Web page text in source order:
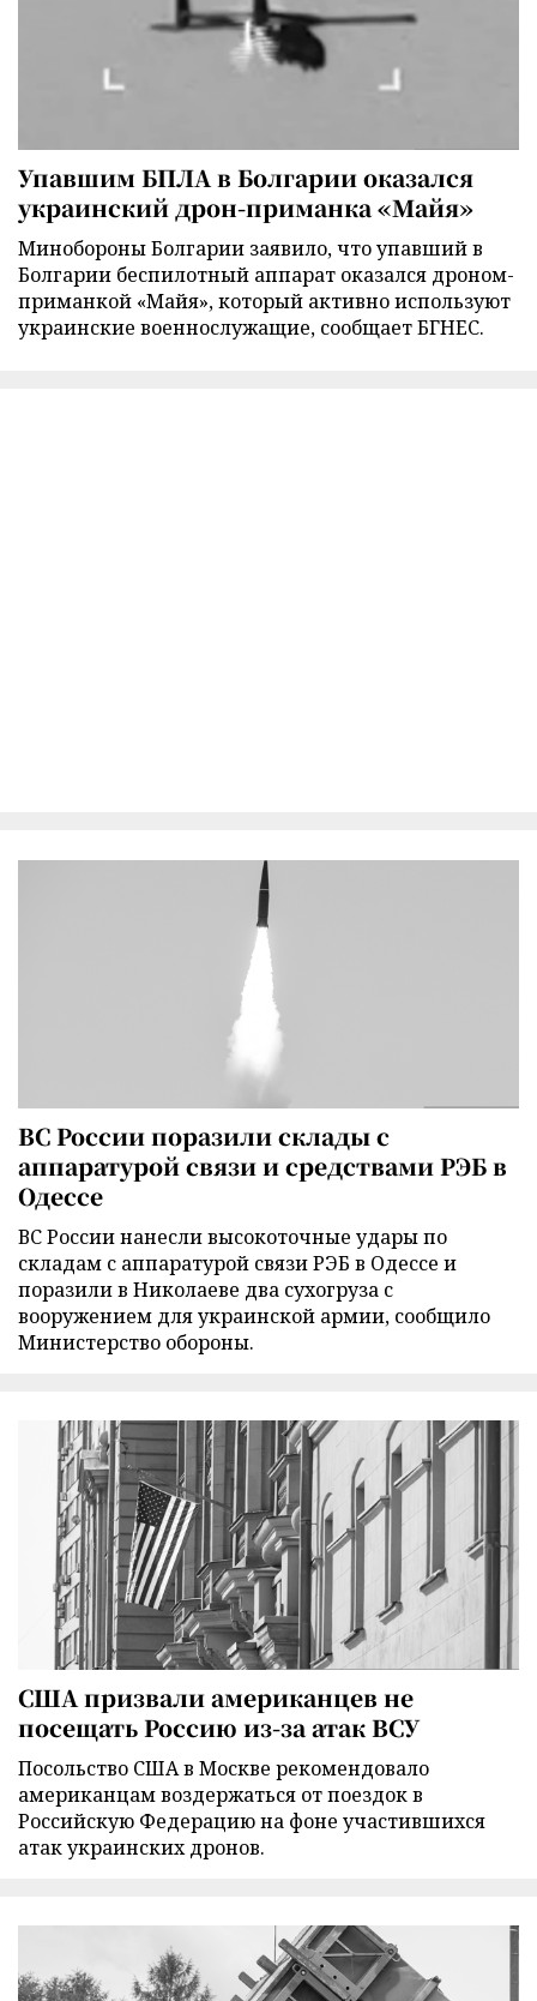
Упавшим БПЛА в Болгарии оказался
украинский дрон-приманка «Майя»
Минобороны Болгарии заявило, что упавший в
Болгарии беспилотный аппарат оказался дроном-
приманкой «Майя», который активно используют
украинские военнослужащие, сообщает БГНЕС.
ВС России поразили склады с
аппаратурой связи и средствами РЭБ в
Одессе
ВС России нанесли высокоточные удары по
складам с аппаратурой связи РЭБ в Одессе и
поразили в Николаеве два сухогруза с
вооружением для украинской армии, сообщило
Министерство обороны.
США призвали американцев не
посещать Россию из-за атак ВСУ
Посольство США в Москве рекомендовало
американцам воздержаться от поездок в
Российскую Федерацию на фоне участившихся
атак украинских дронов.